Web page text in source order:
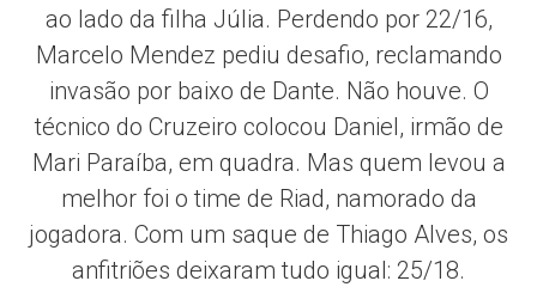
ao lado da filha Júlia. Perdendo por 22/16,
Marcelo Mendez pediu desafio, reclamando
invasão por baixo de Dante. Não houve. O
técnico do Cruzeiro colocou Daniel, irmão de
Mari Paraíba, em quadra. Mas quem levou a
melhor foi o time de Riad, namorado da
jogadora. Com um saque de Thiago Alves, os
anfitriões deixaram tudo igual: 25/18.